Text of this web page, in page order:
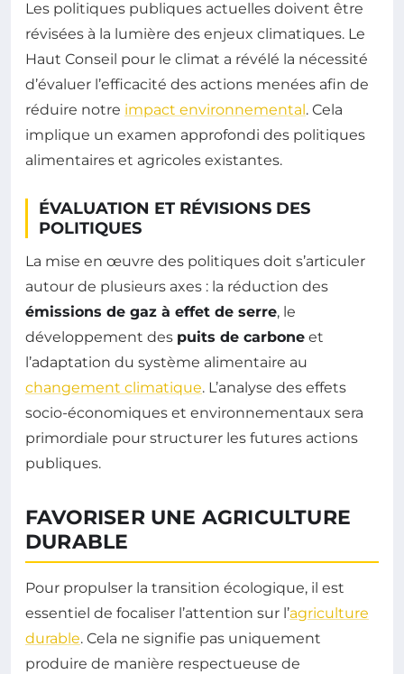
Les politiques publiques actuelles doivent être
révisées à la lumière des enjeux climatiques. Le
Haut Conseil pour le climat a révélé la nécessité
d’évaluer l’efficacité des actions menées afin de
réduire notre impact environnemental . Cela
implique un examen approfondi des politiques
alimentaires et agricoles existantes.
ÉVALUATION ET RÉVISIONS DES
POLITIQUES
La mise en œuvre des politiques doit s’articuler
autour de plusieurs axes : la réduction des
émissions de gaz à effet de serre, le
développement des puits de carbone et
l’adaptation du système alimentaire au
changement climatique. L’analyse des effets
socio-économiques et environnementaux sera
primordiale pour structurer les futures actions
publiques.
FAVORISER UNE AGRICULTURE
DURABLE
Pour propulser la transition écologique, il est
essentiel de focaliser l’attention sur l’agriculture
durable. Cela ne signifie pas uniquement
produire de manière respectueuse de